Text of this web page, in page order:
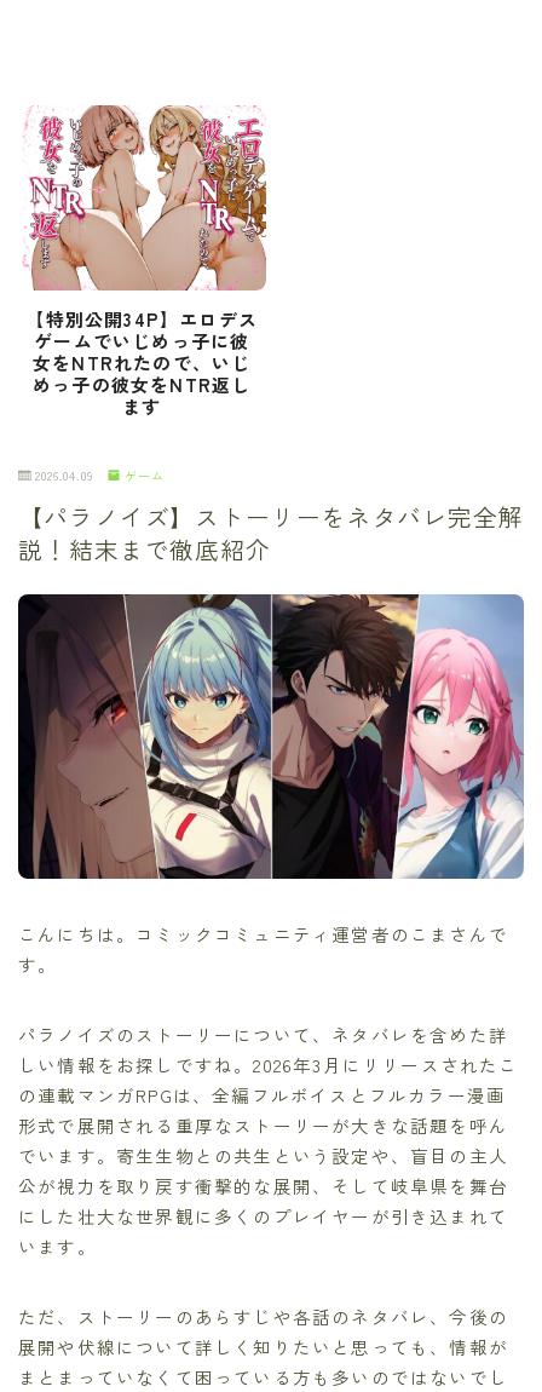
【特別公開34P】エロデス
ゲームでいじめっ子に彼
女をNTRれたので、いじ
めっ子の彼女をNTR返し
ます
2026.04.09 ゲーム
【パラノイズ】ストーリーをネタバレ完全解
説！結末まで徹底紹介
こんにちは。コミックコミュニティ運営者のこまさんで
す。
パラノイズのストーリーについて、ネタバレを含めた詳
しい情報をお探しですね。2026年3月にリリースされたこ
の連載マンガRPGは、全編フルボイスとフルカラー漫画
形式で展開される重厚なストーリーが大きな話題を呼ん
でいます。寄生生物との共生という設定や、盲目の主人
公が視力を取り戻す衝撃的な展開、そして岐阜県を舞台
にした壮大な世界観に多くのプレイヤーが引き込まれて
います。
ただ、ストーリーのあらすじや各話のネタバレ、今後の
展開や伏線について詳しく知りたいと思っても、情報が
まとまっていなくて困っている方も多いのではないでし